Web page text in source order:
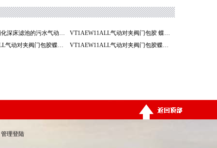
D671淄博反硝化深床滤池的污水气动调节蝶阀
VT1AEW11ALL气动对夹阀门包胶 蝶阀 阀门 淄博
VT1AEW11ALL气动对夹阀门包胶蝶阀 阀门 山东阀门
VT1AEW11ALL气动对夹阀门包胶蝶阀 阀门 山东办事处
管理登陆